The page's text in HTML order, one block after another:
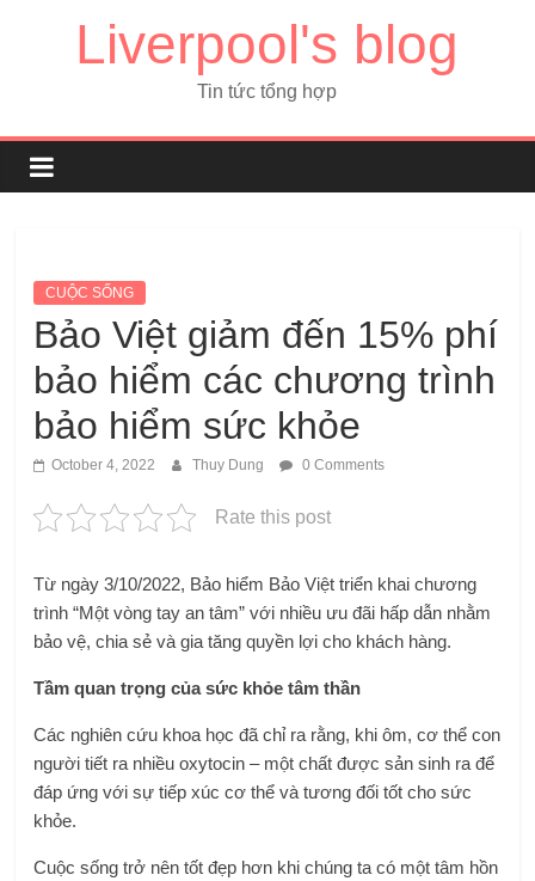
Liverpool's blog
Tin tức tổng hợp
CUỘC SỐNG
Bảo Việt giảm đến 15% phí
bảo hiểm các chương trình
bảo hiểm sức khỏe
October 4, 2022 Thuy Dung 0 Comments
Rate this post
Từ ngày 3/10/2022, Bảo hiểm Bảo Việt triển khai chương
trình “Một vòng tay an tâm” với nhiều ưu đãi hấp dẫn nhằm
bảo vệ, chia sẻ và gia tăng quyền lợi cho khách hàng.
Tầm quan trọng của sức khỏe tâm thần
Các nghiên cứu khoa học đã chỉ ra rằng, khi ôm, cơ thể con
người tiết ra nhiều oxytocin – một chất được sản sinh ra để
đáp ứng với sự tiếp xúc cơ thể và tương đối tốt cho sức
khỏe.
Cuộc sống trở nên tốt đẹp hơn khi chúng ta có một tâm hồn